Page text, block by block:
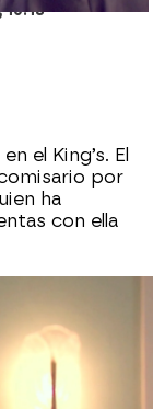
el King’s. El
por
ha
con ella
en el
el
para
hacer